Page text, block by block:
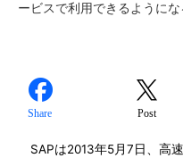
ービスで利用できるようにな
Share Post
SAPは2013年5月7日、高